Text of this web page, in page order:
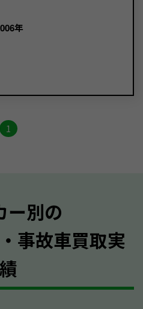
年
1
ー別の
事故車買取実
績